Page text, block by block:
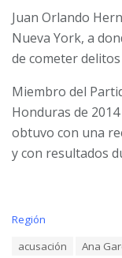
Juan Orlando
Nueva York, a
de cometer
Miembro del
Honduras de
obtuvo con una
y con resultados
C
Región
acusación Ana